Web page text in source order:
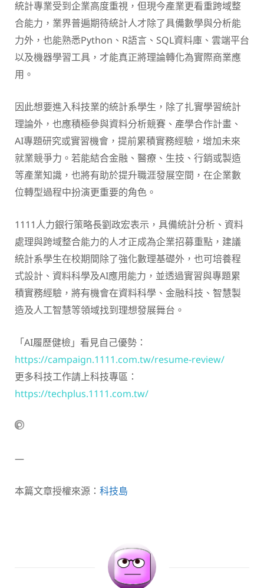
統計專業受到企業高度重視，但現今產業更看重跨域整
合能力，業界普遍期待統計人才除了具備數學與分析能
力外，也能熟悉Python、R語言、SQL資料庫、雲端平台
以及機器學習工具，才能真正將理論轉化為實際商業應
用。
因此想要進入科技業的統計系學生，除了扎實學習統計
理論外，也應積極參與資料分析競賽、產學合作計畫、
AI專題研究或實習機會，提前累積實務經驗，增加未來
就業競爭力。若能結合金融、醫療、生技、行銷或製造
等產業知識，也將有助於提升職涯發展空間，在企業數
位轉型過程中扮演更重要的角色。
1111人力銀行策略長劉政宏表示，具備統計分析、資料
處理與跨域整合能力的人才正成為企業招募重點，建議
統計系學生在校期間除了強化數理基礎外，也可培養程
式設計、資料科學及AI應用能力，並透過實習與專題累
積實務經驗，將有機會在資料科學、金融科技、智慧製
造及人工智慧等領域找到理想發展舞台。
「AI履歷健檢」看見自己優勢：
https://campaign.1111.com.tw/resume-review/
更多科技工作請上科技專區：
https://techplus.1111.com.tw/
—
本篇文章授權來源： 科技島